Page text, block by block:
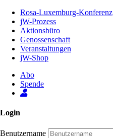
Inhalt
Seite
Rosa-Luxemburg-Konferenz
jW-Prozess
Aktionsbüro
Genossenschaft
Veranstaltungen
jW-Shop
Abo
Spende
Login
Benutzername